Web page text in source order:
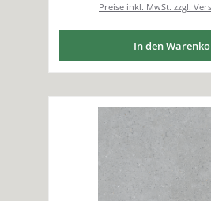
Preise inkl. MwSt. zzgl.
In den